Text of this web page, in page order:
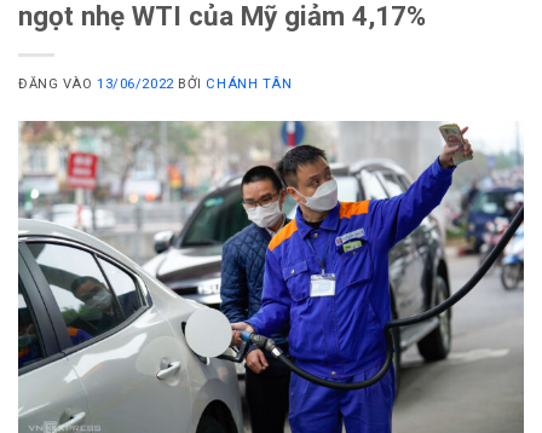
ngọt nhẹ WTI của Mỹ giảm 4,17%
ĐĂNG VÀO13/06/2022 BỞI CHÁNH TÂN